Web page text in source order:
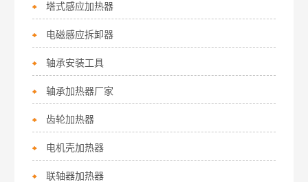
塔式感应加热器
电磁感应拆卸器
轴承安装工具
轴承加热器厂家
齿轮加热器
电机壳加热器
联轴器加热器